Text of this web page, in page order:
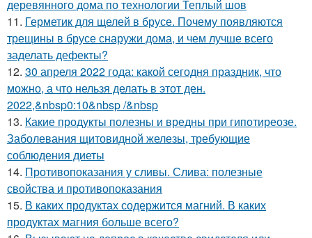
деревянного дома по технологии Теплый шов
11. Герметик для щелей в брусе. Почему появляются
трещины в брусе снаружи дома, и чем лучше всего
заделать дефекты?
12. 30 апреля 2022 года: какой сегодня праздник, что
можно, а что нельзя делать в этот ден.
2022,&nbsp0:10&nbsp /&nbsp
13. Какие продукты полезны и вредны при гипотиреозе.
Заболевания щитовидной железы, требующие
соблюдения диеты
14. Противопоказания у сливы. Слива: полезные
свойства и противопоказания
15. В каких продуктах содержится магний. В каких
продуктах магния больше всего?